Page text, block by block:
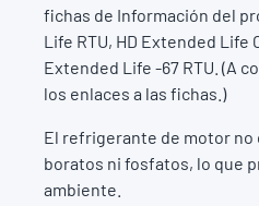
fichas de Información del
Life RTU, HD Extended Life
Extended Life -67 RTU. (A
los enlaces a las fichas.)
El refrigerante de motor no
boratos ni fosfatos, lo que
ambiente.